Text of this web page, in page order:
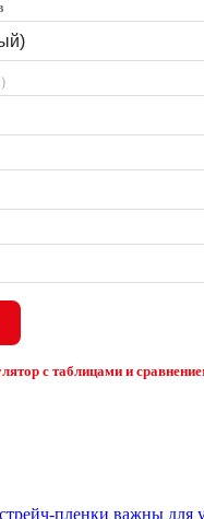
с таблицами и
пленки важны для